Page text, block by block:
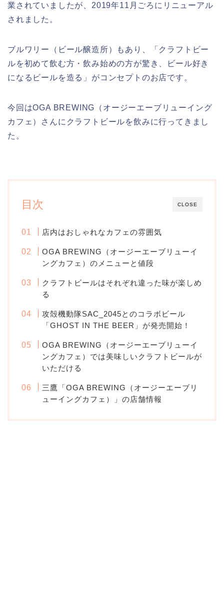
業されていましたが、2019年11月ごろにリニューアル
されました。
ブルワリー（ビール醸造所）もあり、「クラフトビー
ルを初めて飲む方・飲み始めの方が驚き、ビール好き
になるビールを造る」がコンセプトのお店です。
今回はOGA BREWING（オージーエーブリューイング
カフェ）さんにクラフトビールを飲みに行ってきまし
た。
CLOSE
目次
店内はおしゃれなカフェの雰囲気
OGA BREWING（オージーエーブリューイ
ングカフェ）のメニューと値段
クラフトビールはそれぞれ違った味が楽しめ
る
攻殻機動隊SAC_2045とのコラボビール
「GHOST IN THE BEER」‬が発売開始！
OGA BREWING（オージーエーブリューイ
ングカフェ）では美味しいクラフトビールが
いただける
三鷹「OGA BREWING（オージーエーブリ
ューイングカフェ）」の店舗情報